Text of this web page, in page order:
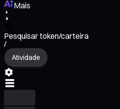
Mais
Pesquisar token/carteira
/
Atividade